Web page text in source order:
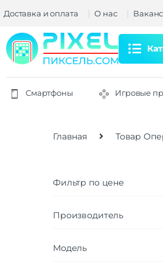
Доставка и оплата О нас
Смартфоны Игровые
Главная Товар
Фильтр по цене
Производитель
Модель